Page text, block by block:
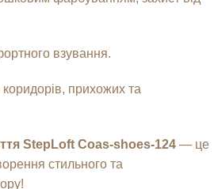
взування.
коридорів, прихожих та
StepLoft Coas-shoes-124 — це
стильного та